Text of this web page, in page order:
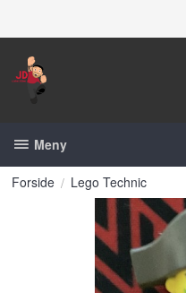
Meny
Forside Lego Technic